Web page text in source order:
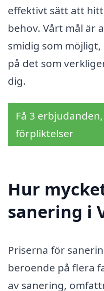
effektivt sätt att
behov. Vårt mål är
smidig som
på det som
dig.
Få 3
förpliktelser
Hur
sanering i
Priserna för
beroende på flera
av sanering,